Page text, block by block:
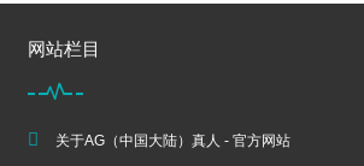
网站栏目
关于AG（中国大陆）真人 - 官方网站